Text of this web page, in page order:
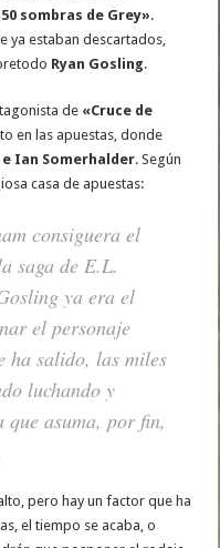
sombras de Grey».
ya estaban descartados,
Ryan Gosling.
de «Cruce de
en las apuestas, donde
Ian Somerhalder. Según
casa de apuestas:
consiguera el
saga de E.L.
ya era el
el personaje
ha salido, las miles
luchando y
asuma, por fin,
pero hay un factor que ha
el tiempo se acaba, o